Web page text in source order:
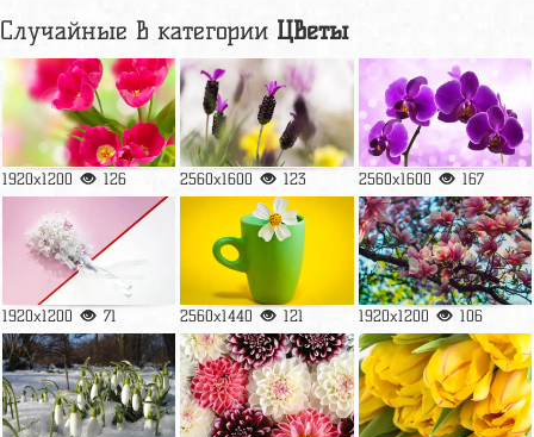
Случайные в категории Цветы
1920x1200 126 2560x1600 123 2560x1600 167
1920x1200 71 2560x1440 121 1920x1200 106